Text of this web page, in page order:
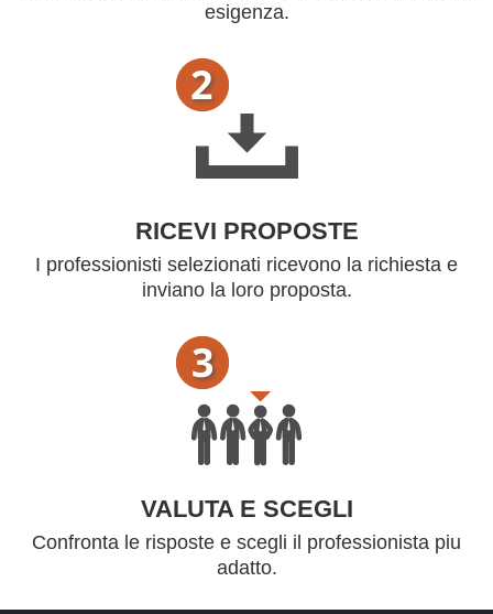
esigenza.
RICEVI PROPOSTE
I professionisti selezionati ricevono la richiesta e
inviano la loro proposta.
VALUTA E SCEGLI
Confronta le risposte e scegli il professionista piu
adatto.